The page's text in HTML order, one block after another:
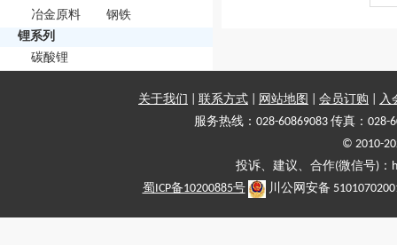
冶金原料
钢铁
锂系列
碳酸锂
关于我们 联系方式 网站地图 会员订购
入
服务热线：028-60869083 传真：028-
© 2010-
投诉、建议、合作(微信号)
蜀ICP备10200885号
川公网安备